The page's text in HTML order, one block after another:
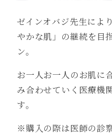
ゼインオバジ先生によ
やかな肌」の継続を目
ン。
お一人お一人のお肌に
み合わせていく医療機
す。
※購入の際は医師の診